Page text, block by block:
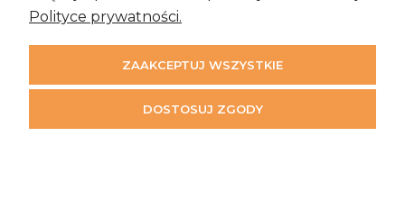
Moje konto
Polityce prywatności.
ZAAKCEPTUJ WSZYSTKIE
DOSTOSUJ ZGODY